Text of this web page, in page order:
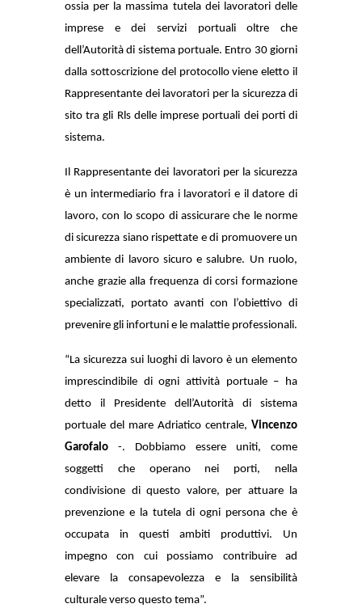
ossia per la massima tutela dei lavoratori delle
imprese e dei servizi portuali oltre che
dell’Autorità di sistema portuale. Entro 30 giorni
dalla sottoscrizione del protocollo viene eletto il
Rappresentante dei lavoratori per la sicurezza di
sito tra gli Rls delle imprese portuali dei porti di
sistema.
Il Rappresentante dei lavoratori per la sicurezza
è un intermediario fra i lavoratori e il datore di
lavoro, con lo scopo di assicurare che le norme
di sicurezza siano rispettate e di promuovere un
ambiente di lavoro sicuro e salubre. Un ruolo,
anche grazie alla frequenza di corsi formazione
specializzati, portato avanti con l’obiettivo di
prevenire gli infortuni e le malattie professionali.
“La sicurezza sui luoghi di lavoro è un elemento
imprescindibile di ogni attività portuale – ha
detto il Presidente dell’Autorità di sistema
portuale del mare Adriatico centrale, Vincenzo
Garofalo -. Dobbiamo essere uniti, come
soggetti che operano nei porti, nella
condivisione di questo valore, per attuare la
prevenzione e la tutela di ogni persona che è
occupata in questi ambiti produttivi. Un
impegno con cui possiamo contribuire ad
elevare la consapevolezza e la sensibilità
culturale verso questo tema”.